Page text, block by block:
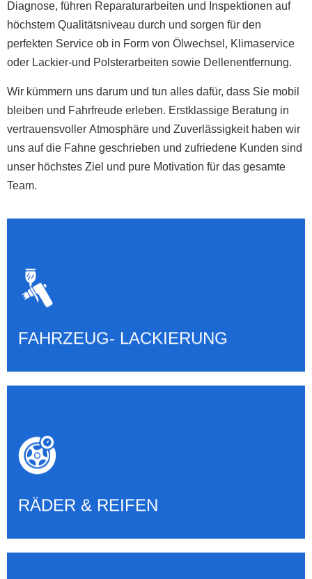
Diagnose, führen Reparaturarbeiten und Inspektionen auf
höchstem Qualitätsniveau durch und sorgen für den
perfekten Service ob in Form von Ölwechsel, Klimaservice
oder Lackier-und Polsterarbeiten sowie Dellenentfernung.
Wir kümmern uns darum und tun alles dafür, dass Sie mobil
bleiben und Fahrfreude erleben. Erstklassige Beratung in
vertrauensvoller Atmosphäre und Zuverlässigkeit haben wir
uns auf die Fahne geschrieben und zufriedene Kunden sind
unser höchstes Ziel und pure Motivation für das gesamte
Team.
FAHRZEUG- LACKIERUNG
RÄDER & REIFEN
RÄDER, REIFEN & EINLAGERUNG